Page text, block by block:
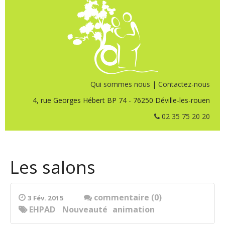
Qui sommes nous | Contactez-nous
4, rue Georges Hébert BP 74 - 76250 Déville-les-rouen
02 35 75 20 20
Les salons
3 Fév. 2015
commentaire (0)
animation
EHPAD Nouveauté